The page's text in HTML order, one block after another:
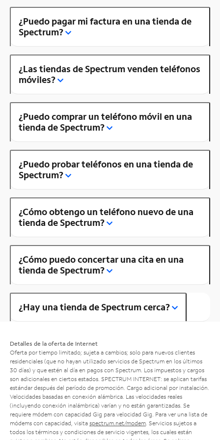
¿Puedo pagar mi factura en una tienda de
Spectrum?
¿Las tiendas de Spectrum venden teléfonos
móviles?
¿Puedo comprar un teléfono móvil en una
tienda de Spectrum?
¿Puedo probar teléfonos en una tienda de
Spectrum?
¿Cómo obtengo un teléfono nuevo de una
tienda de Spectrum?
¿Cómo puedo concertar una cita en una
tienda de Spectrum?
¿Hay una tienda de Spectrum cerca?
Detalles de la oferta de Internet
Oferta por tiempo limitado; sujeta a cambios; solo para nuevos clientes
residenciales (que no hayan utilizado servicios de Spectrum en los últimos
30 días) y que estén al día en pagos con Spectrum. Los impuestos y cargos
son adicionales en ciertos estados. SPECTRUM INTERNET: se aplican tarifas
estándar después del período de promoción. Cargo adicional por instalación.
Velocidades basadas en conexión alámbrica. Las velocidades reales
(incluyendo conexión inalámbrica) varían y no están garantizadas. Se
requiere módem con capacidad Gig para velocidad Gig. Para ver una lista de
módems con capacidad, visita spectrum.net/modem . Servicios sujetos a
todos los términos y condiciones de servicio vigentes, los cuales están